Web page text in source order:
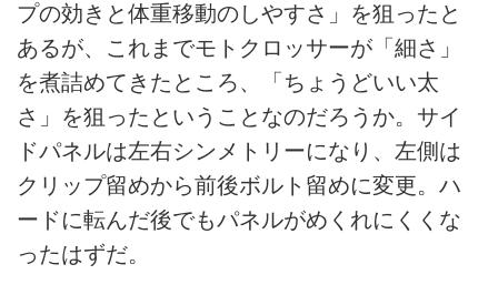
プの効きと体重移動のしやすさ」を狙ったと
あるが、これまでモトクロッサーが「細さ」
を煮詰めてきたところ、「ちょうどいい太
さ」を狙ったということなのだろうか。サイ
ドパネルは左右シンメトリーになり、左側は
クリップ留めから前後ボルト留めに変更。ハ
ードに転んだ後でもパネルがめくれにくくな
ったはずだ。